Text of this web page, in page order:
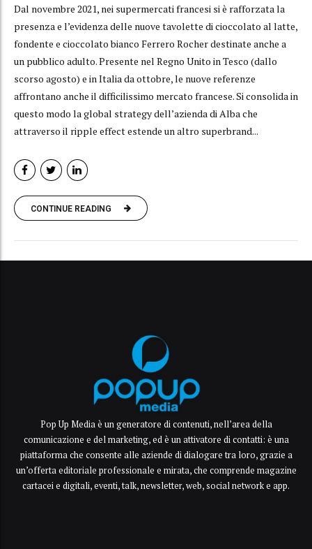
Dal novembre 2021, nei supermercati francesi si è rafforzata la
presenza e l’evidenza delle nuove tavolette di cioccolato al latte,
fondente e cioccolato bianco Ferrero Rocher destinate anche a
un pubblico adulto. Presente nel Regno Unito in Tesco (dallo
scorso agosto) e in Italia da ottobre, le nuove referenze
affrontano anche il difficilissimo mercato francese. Si consolida in
questo modo la global strategy dell’azienda di Alba che
attraverso il ripple effect estende un altro superbrand...
CONTINUE READING
Pop Up Media è un generatore di contenuti, nell’area della
comunicazione e del marketing, ed è un attivatore di contatti: è una
piattaforma che consente alle aziende di dialogare tra loro, grazie a
un’offerta editoriale professionale e mirata, che comprende magazine
cartacei e digitali, eventi, talk, newsletter, web, social network e app.